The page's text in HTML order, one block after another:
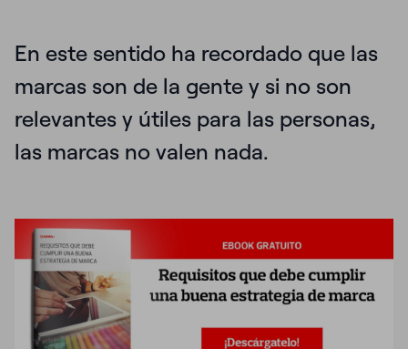
En este sentido ha recordado que las
marcas son de la gente y si no son
relevantes y útiles para las personas,
las marcas no valen nada.